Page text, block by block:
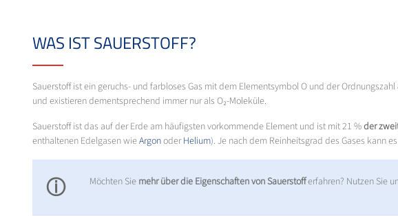
WAS IST SAUERSTOFF?
Sauerstoff ist ein geruchs- und farbloses Gas mit dem Elementsymbol O und der
und existieren dementsprechend immer nur als O₂-Moleküle.
Sauerstoff ist das auf der Erde am häufigsten vorkommende Element und ist mit 21 %der
enthaltenen Edelgasen wieArgonoderHelium). Je nach dem Reinheitsgrad des Gases kann
ⓘ Möchten Sie mehr über die Eigenschaften von Sauerstofferfahren? Nutzen Sie